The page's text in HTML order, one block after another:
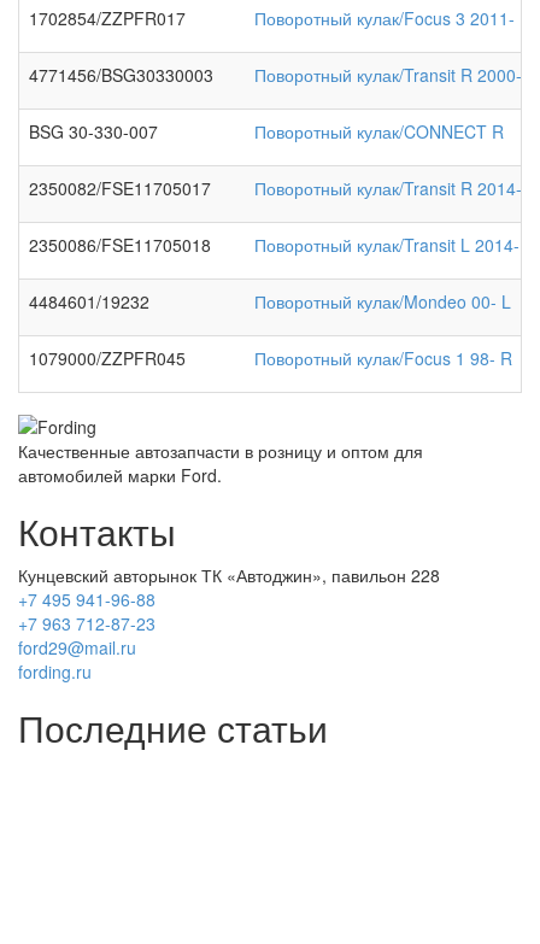
1702854/ZZPFR017 Поворотный кулак/Focus 3 2011-
4771456/BSG30330003 Поворотный кулак/Transit R 2000->
BSG 30-330-007 Поворотный кулак/CONNECT R
2350082/FSE11705017 Поворотный кулак/Transit R 2014->
2350086/FSE11705018 Поворотный кулак/Transit L 2014->
4484601/19232 Поворотный кулак/Mondeo 00- L
1079000/ZZPFR045 Поворотный кулак/Focus 1 98- R
Качественные автозапчасти в розницу и оптом для
автомобилей марки Ford.
Контакты
Кунцевский авторынок ТК «Автоджин», павильон 228
+7 495 941-96-88
+7 963 712-87-23
ford29@mail.ru
fording.ru
Последние статьи